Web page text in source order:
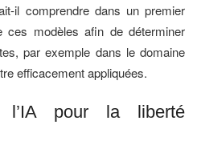
il comprendre dans un premier
ces modèles afin de déterminer
par exemple dans le domaine
efficacement appliquées.
l’IA pour la liberté